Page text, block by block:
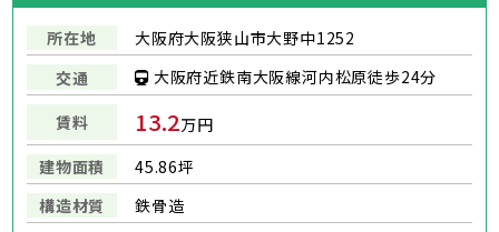
所在地
大阪府大阪狭山市大野中1252
交通
大阪府近鉄南大阪線河内松原徒歩24分
賃料 13.2万円
建物面積
45.86坪
構造材質
鉄骨造